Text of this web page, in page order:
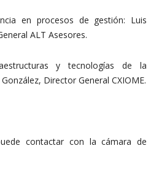
en procesos de gestión: Luis
ALT Asesores.
y tecnologías de la
Director General CXIOME.
contactar con la cámara de